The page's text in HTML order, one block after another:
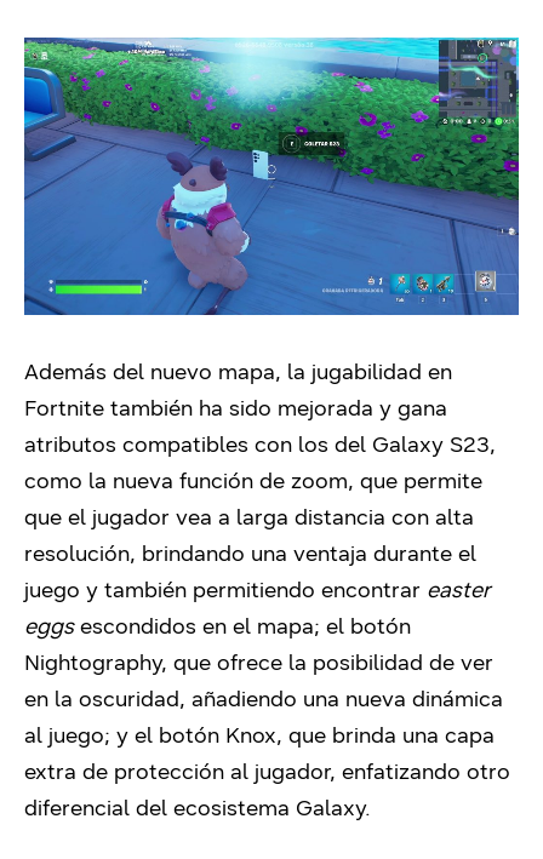
Además del nuevo mapa, la jugabilidad en
Fortnite también ha sido mejorada y gana
atributos compatibles con los del Galaxy S23,
como la nueva función de zoom, que permite
que el jugador vea a larga distancia con alta
resolución, brindando una ventaja durante el
juego y también permitiendo encontrar easter
eggsescondidos en el mapa; el botón
Nightography, que ofrece la posibilidad de ver
en la oscuridad, añadiendo una nueva dinámica
al juego; y el botón Knox, que brinda una capa
extra de protección al jugador, enfatizando otro
diferencial del ecosistema Galaxy.